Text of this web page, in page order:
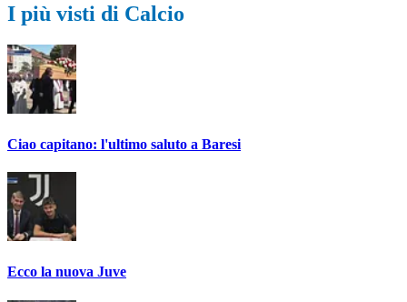
I più visti di Calcio
Ciao capitano: l'ultimo saluto a Baresi
Ecco la nuova Juve